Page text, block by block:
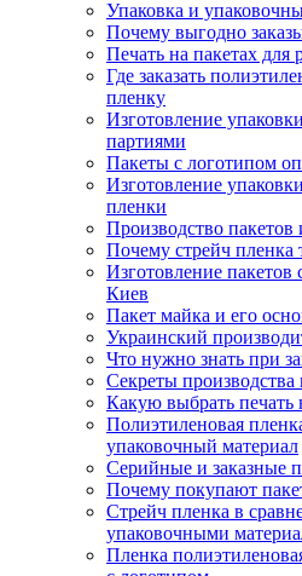
Упаковка и
Почему выгодно
Печать на пакетах для
Где заказать
пленку
Изготовление
партиями
Пакеты с логотипом
Изготовление
пленки
Производство
Почему стрейч пленка
Изготовление пакетов
Киев
Пакет майка и его
Украинский
Что нужно знать при
Секреты производства
Какую выбрать печать
Полиэтиленовая
упаковочный материал
Серийные и заказные
Почему покупают
Стрейч пленка в
упаковочными
Пленка